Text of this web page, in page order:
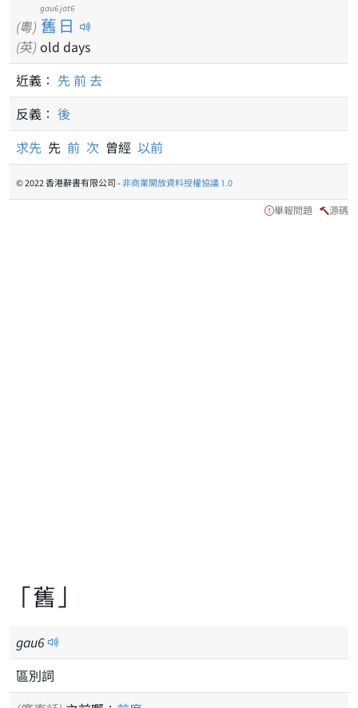
(粵) 舊日
gau6 jat6
(英) old days
近義： 先前 去
反義： 後
求先 先 前 次 曾經 以前
© 2022 香港辭書有限公司 -非商業開放資料授權協議 1.0
舉報問題 源碼
「舊」
gau6
區別詞